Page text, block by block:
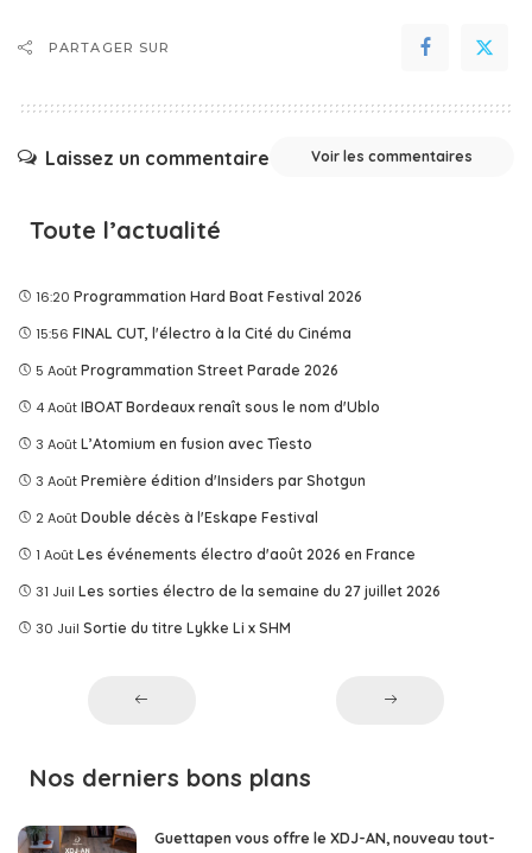
PARTAGER SUR
Laissez un commentaire Voir les commentaires
Toute l’actualité
16:20 Programmation Hard Boat Festival 2026
15:56 FINAL CUT, l'électro à la Cité du Cinéma
5 Août Programmation Street Parade 2026
4 Août IBOAT Bordeaux renaît sous le nom d'Ublo
3 Août L’Atomium en fusion avec Tîesto
3 Août Première édition d'Insiders par Shotgun
2 Août Double décès à l'Eskape Festival
1 Août Les événements électro d'août 2026 en France
31 Juil Les sorties électro de la semaine du 27 juillet 2026
30 Juil Sortie du titre Lykke Li x SHM
Nos derniers bons plans
Guettapen vous offre le XDJ-AN, nouveau tout-